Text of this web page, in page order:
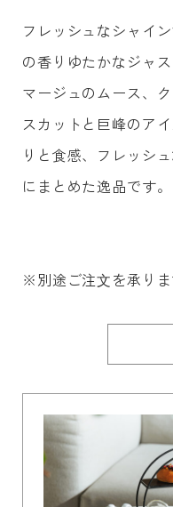
フレッシュなシャイ
の香りゆたかなジャ
マージュのムース、
スカットと巨峰のア
りと食感、フレッシ
にまとめた逸品です。
※別途ご注⽂を承りま